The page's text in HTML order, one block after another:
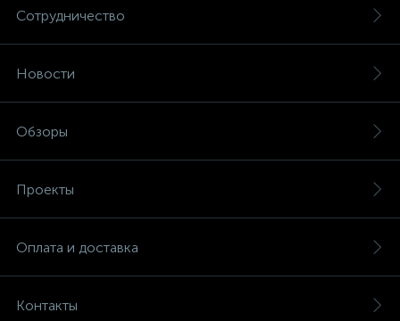
Сотрудничество
Новости
Обзоры
Проекты
Оплата и доставка
Контакты